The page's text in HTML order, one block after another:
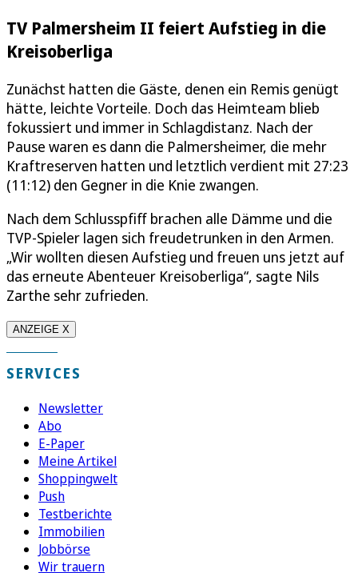
TV Palmersheim II feiert Aufstieg in die
Kreisoberliga
Zunächst hatten die Gäste, denen ein Remis genügt
hätte, leichte Vorteile. Doch das Heimteam blieb
fokussiert und immer in Schlagdistanz. Nach der
Pause waren es dann die Palmersheimer, die mehr
Kraftreserven hatten und letztlich verdient mit 27:23
(11:12) den Gegner in die Knie zwangen.
Nach dem Schlusspfiff brachen alle Dämme und die
TVP-Spieler lagen sich freudetrunken in den Armen.
„Wir wollten diesen Aufstieg und freuen uns jetzt auf
das erneute Abenteuer Kreisoberliga“, sagte Nils
Zarthe sehr zufrieden.
ANZEIGE X
SERVICES
Newsletter
Abo
E-Paper
Meine Artikel
Shoppingwelt
Push
Testberichte
Immobilien
Jobbörse
Wir trauern